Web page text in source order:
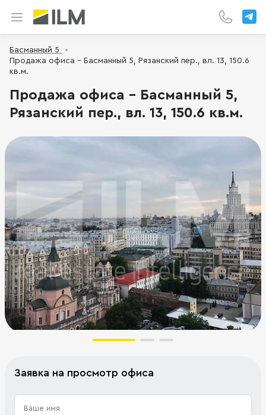
Басманный 5
Продажа офиса - Басманный 5, Рязанский пер., вл. 13, 150.6
кв.м.
Продажа офиса - Басманный 5,
Рязанский пер., вл. 13, 150.6 кв.м.
Заявка на просмотр офиса